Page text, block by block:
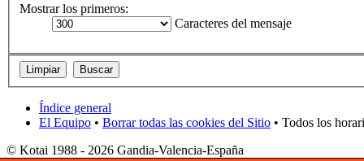
Mostrar los primeros:
Caracteres del mensaje
Índice general
El Equipo • Borrar todas las cookies del Sitio • Todos los
© Kotai 1988 - 2026 Gandia-Valencia-España